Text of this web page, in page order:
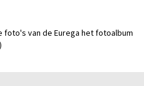
van de Eurega het fotoalbum